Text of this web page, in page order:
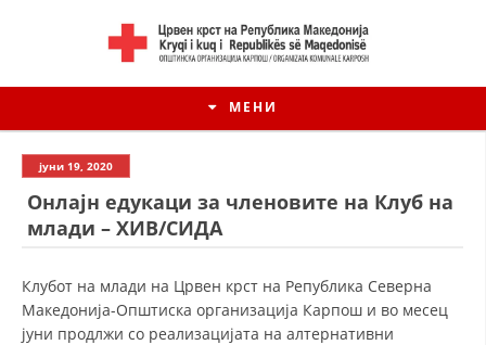
МЕНИ
јуни 19, 2020
Онлајн едукаци за членовите на Клуб на
млади – ХИВ/СИДА
Клубот на млади на Црвен крст на Република Северна
Македонија-Општиска организација Карпош и во месец
јуни продлжи со реализацијата на алтернативни